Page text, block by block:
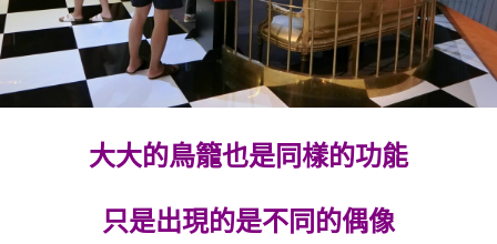
大大的鳥籠也是同樣的功能
只是出現的是不同的偶像